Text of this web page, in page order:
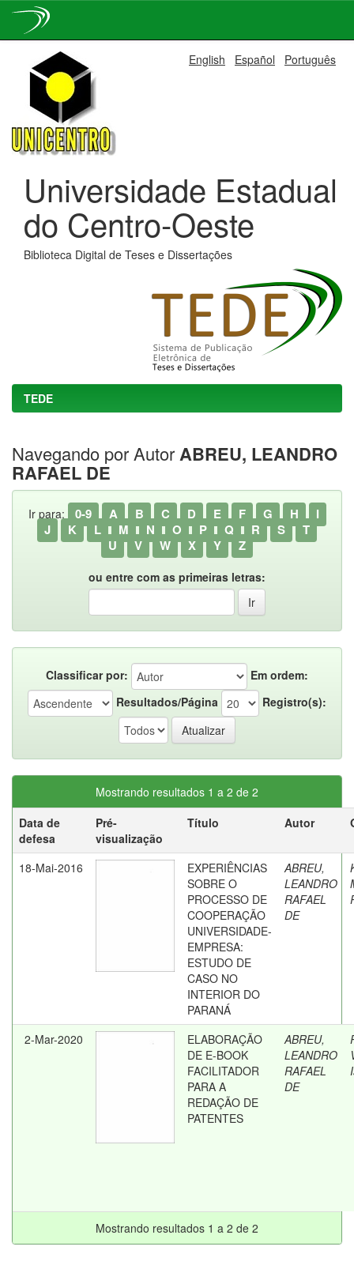
navigation
English Español Português
Universidade Estadual
do Centro-Oeste
Biblioteca Digital de Teses e Dissertações
TEDE
Navegando por AutorABREU, LEANDRO
RAFAEL DE
Ir para: 0-9 A B C D E F G H
I
J
K L M N O P Q R S
T
U
V W X Y Z
ou entre com as primeiras letras:
Classificar por:
Em ordem:
Resultados/Página
Registro(s):
Mostrando resultados 1 a 2 de 2
Data de
defesa
Pré-
visualização
Título Autor
18-Mai-2016
EXPERIÊNCIAS
SOBRE O
PROCESSO DE
COOPERAÇÃO
UNIVERSIDADE-
EMPRESA:
ESTUDO DE
CASO NO
INTERIOR DO
PARANÁ
ABREU,
LEANDRO
RAFAEL
DE
2-Mar-2020
ELABORAÇÃO
DE E-BOOK
FACILITADOR
PARA A
REDAÇÃO DE
PATENTES
ABREU,
LEANDRO
RAFAEL
DE
Mostrando resultados 1 a 2 de 2